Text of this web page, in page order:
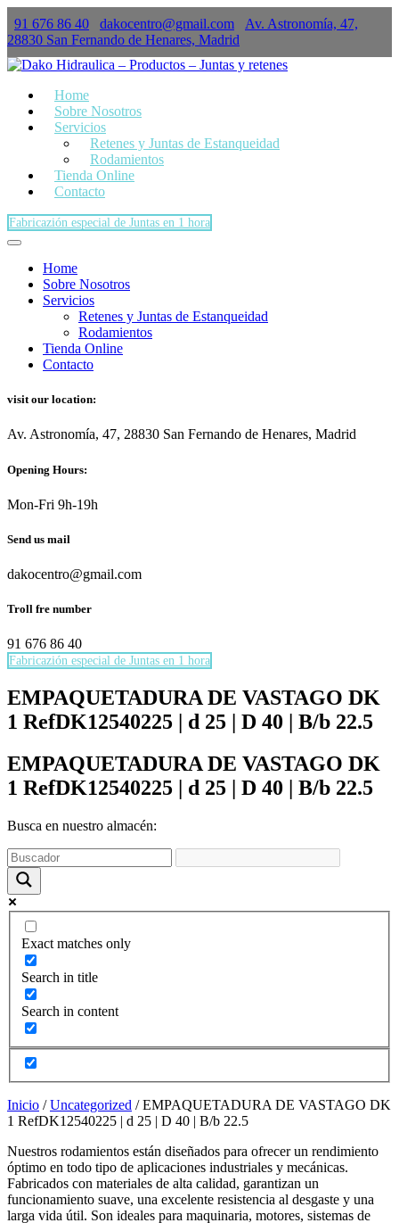
91 676 86 40 dakocentro@gmail.com
Av. Astronomía, 47,
28830 San Fernando de Henares, Madrid
Home
Sobre Nosotros
Servicios
Retenes y Juntas de Estanqueidad
Rodamientos
Tienda Online
Contacto
Fabricazión especial de Juntas en 1 hora
Home
Sobre Nosotros
Servicios
Retenes y Juntas de Estanqueidad
Rodamientos
Tienda Online
Contacto
visit our location:
Av. Astronomía, 47, 28830 San Fernando de Henares, Madrid
Opening Hours:
Mon-Fri 9h-19h
Send us mail
dakocentro@gmail.com
Troll fre number
91 676 86 40
Fabricazión especial de Juntas en 1 hora
EMPAQUETADURA DE VASTAGO DK
1 RefDK12540225 | d 25 | D 40 | B/b 22.5
EMPAQUETADURA DE VASTAGO DK
1 RefDK12540225 | d 25 | D 40 | B/b 22.5
Busca en nuestro almacén:
Exact matches only
Search in title
Search in content
Inicio /Uncategorized / EMPAQUETADURA DE VASTAGO DK
1 RefDK12540225 | d 25 | D 40 | B/b 22.5
Nuestros rodamientos están diseñados para ofrecer un rendimiento
óptimo en todo tipo de aplicaciones industriales y mecánicas.
Fabricados con materiales de alta calidad, garantizan un
funcionamiento suave, una excelente resistencia al desgaste y una
larga vida útil. Son ideales para maquinaria, motores, sistemas de
Necesarias
Estas
cookies no
son
necesarias
para que
puedas
acceder a
nuestro
Estadísticas
Para que
podamos
mejorar la
funcionalidad
y estructura
de la web,
utilizaremos
las
estadísticas
de uso en la
web. Así
interesa más
de lo que
ofrecemos y
cómo poder
mejorar con